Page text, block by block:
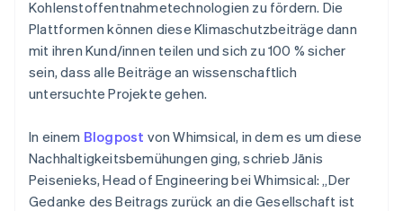
Kohlenstoffentnahmetechnologien zu fördern. Die
Plattformen können diese Klimaschutzbeiträge dann
mit ihren Kund/innen teilen und sich zu 100 % sicher
sein, dass alle Beiträge an wissenschaftlich
untersuchte Projekte gehen.
In einem Blogpost von Whimsical, in dem es um diese
Nachhaltigkeitsbemühungen ging, schrieb Jānis
Peisenieks, Head of Engineering bei Whimsical: „Der
Gedanke des Beitrags zurück an die Gesellschaft ist